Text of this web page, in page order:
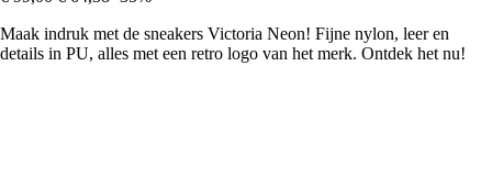
Maak indruk met de sneakers Victoria Neon! Fijne nylon, leer en
details in PU, alles met een retro logo van het merk. Ontdek het nu!